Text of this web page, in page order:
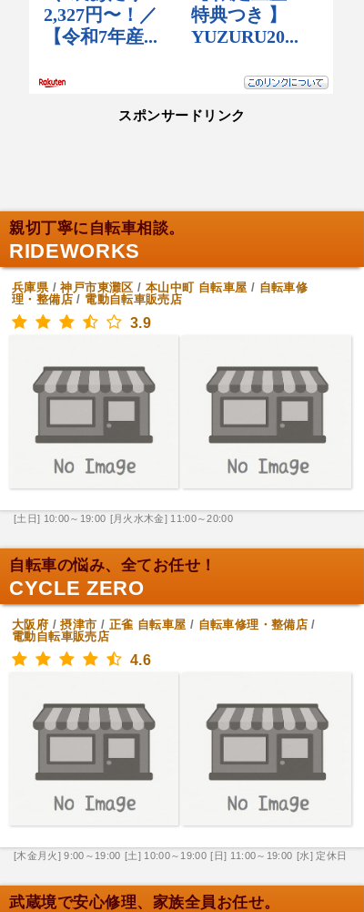
スポンサードリンク
親切丁寧に自転車相談。
RIDEWORKS
兵庫県/神戸市東灘区 / 本山中町 自転車屋 / 自転車修
理・整備店/ 電動自転車販売店
3.9
[土日] 10:00～19:00 [月火水木金] 11:00～20:00
自転車の悩み、全てお任せ！
CYCLE ZERO
大阪府 /摂津市 / 正雀 自転車屋 / 自転車修理・整備店 /
電動自転車販売店
4.6
[木金月火] 9:00～19:00 [土] 10:00～19:00 [日] 11:00～19:00 [水] 定休日
武蔵境で安心修理、家族全員お任せ。